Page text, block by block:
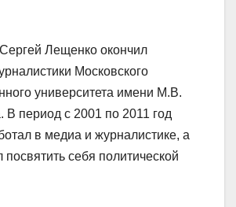
Лещенко окончил
Московского
университета имени М.В.
В период с 2001 по 2011 год
в медиа и журналистике, а
себя политической